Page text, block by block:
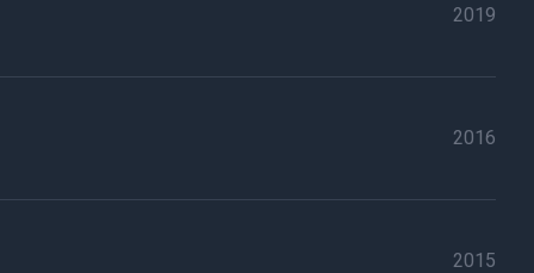
2019
2016
2015